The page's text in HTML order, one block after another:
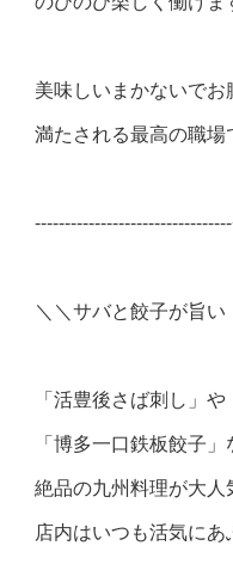
美味しいまかないでお
満たされる最高の職場
＼＼サバと餃子が旨
「活豊後さば刺し」や
「博多一口鉄板餃子」
絶品の九州料理が大人
店内はいつも活気にあ